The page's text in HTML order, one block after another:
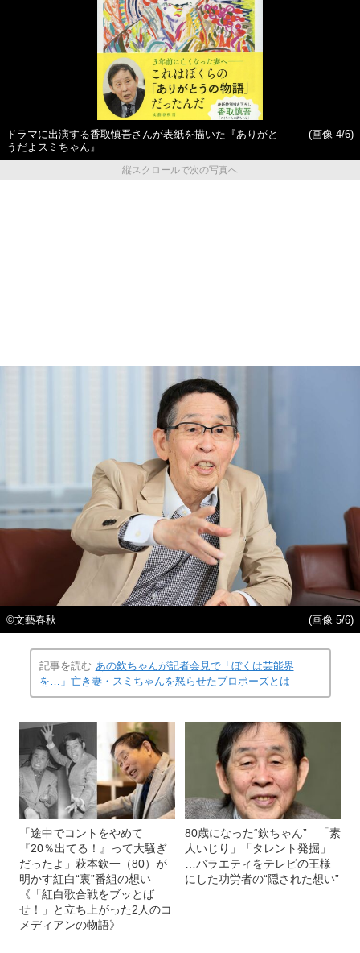
ドラマに出演する香取慎吾さんが表紙を描いた『ありがと
うだよスミちゃん』
(画像 4/6)
縦スクロールで次の写真へ
©文藝春秋 (画像 5/6)
記事を読む あの欽ちゃんが記者会見で「ぼくは芸能界
を…」亡き妻・スミちゃんを怒らせたプロポーズとは
「途中でコントをやめて
『20％出てる！』って大騒ぎ
だったよ」萩本欽一（80）が
明かす紅白“裏”番組の想い
《「紅白歌合戦をブッとば
せ！」と立ち上がった2人のコ
メディアンの物語》
80歳になった“欽ちゃん” 「素
人いじり」「タレント発掘」
…バラエティをテレビの王様
にした功労者の“隠された想い”